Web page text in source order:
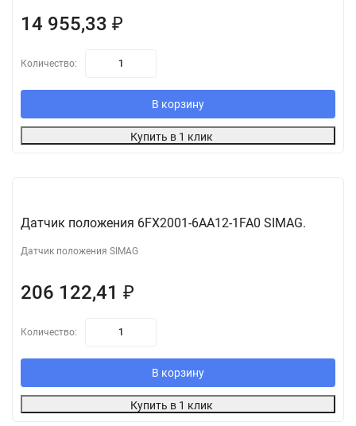
14 955,33 ₽
Количество:
В корзину
Купить в 1 клик
Датчик положения 6FX2001-6AA12-1FA0 SIMAG.
Датчик положения SIMAG
206 122,41 ₽
Количество:
В корзину
Купить в 1 клик